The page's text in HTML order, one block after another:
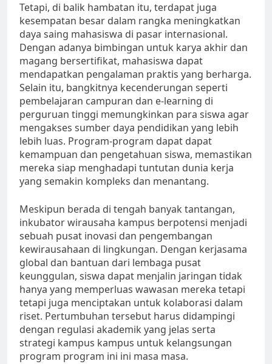
Tetapi, di balik hambatan itu, terdapat juga
kesempatan besar dalam rangka meningkatkan
daya saing mahasiswa di pasar internasional.
Dengan adanya bimbingan untuk karya akhir dan
magang bersertifikat, mahasiswa dapat
mendapatkan pengalaman praktis yang berharga.
Selain itu, bangkitnya kecenderungan seperti
pembelajaran campuran dan e-learning di
perguruan tinggi memungkinkan para siswa agar
mengakses sumber daya pendidikan yang lebih
lebih luas. Program-program dapat dapat
kemampuan dan pengetahuan siswa, memastikan
mereka siap menghadapi tuntutan dunia kerja
yang semakin kompleks dan menantang.
Meskipun berada di tengah banyak tantangan,
inkubator wirausaha kampus berpotensi menjadi
sebuah pusat inovasi dan pengembangan
kewirausahaan di lingkungan. Dengan kerjasama
global dan bantuan dari lembaga pusat
keunggulan, siswa dapat menjalin jaringan tidak
hanya yang memperluas wawasan mereka tetapi
tetapi juga menciptakan untuk kolaborasi dalam
riset. Pertumbuhan tersebut harus didampingi
dengan regulasi akademik yang jelas serta
strategi kampus kampus untuk kelangsungan
program program ini ini masa masa.